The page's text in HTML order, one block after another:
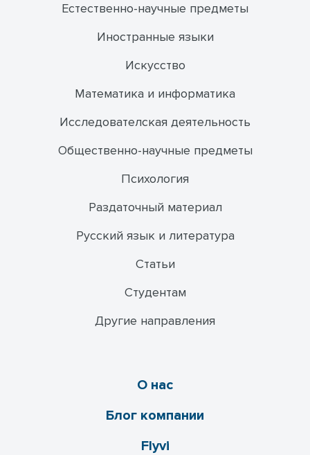
Естественно-научные предметы
Иностранные языки
Искусство
Математика и информатика
Исследователская деятельность
Общественно-научные предметы
Психология
Раздаточный материал
Русский язык и литература
Статьи
Студентам
Другие направления
О нас
Блог компании
Flyvi